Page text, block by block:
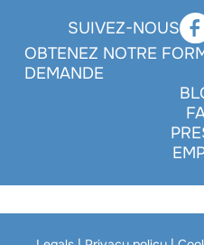
SUIVEZ-NOUS
OBTENEZ NOTRE
DEMANDE